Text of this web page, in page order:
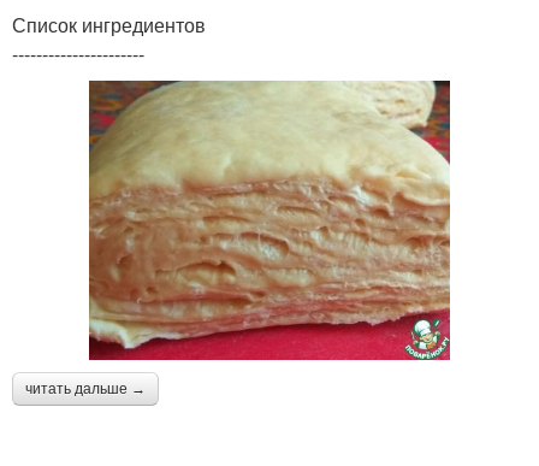
Список ингредиентов
----------------------
читать дальше →